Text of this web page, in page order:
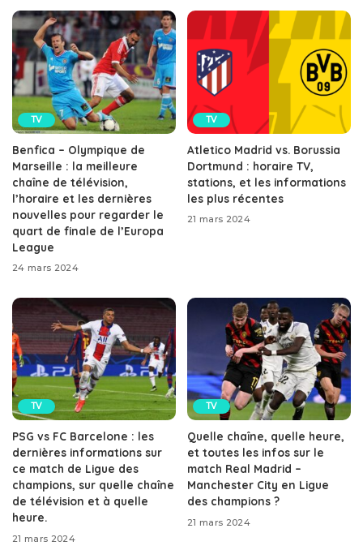
TV
Benfica – Olympique de
Marseille : la meilleure
chaîne de télévision,
l’horaire et les dernières
nouvelles pour regarder le
quart de finale de l’Europa
League
24 mars 2024
TV
Atletico Madrid vs. Borussia
Dortmund : horaire TV,
stations, et les informations
les plus récentes
21 mars 2024
TV
PSG vs FC Barcelone : les
dernières informations sur
ce match de Ligue des
champions, sur quelle chaîne
de télévision et à quelle
heure.
21 mars 2024
TV
Quelle chaîne, quelle heure,
et toutes les infos sur le
match Real Madrid –
Manchester City en Ligue
des champions ?
21 mars 2024